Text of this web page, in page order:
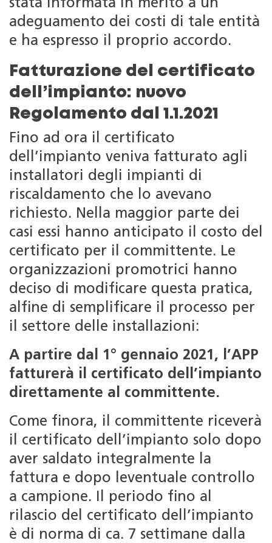
stata informata in merito a un
adeguamento dei costi di tale entità
e ha espresso il proprio accordo.
Fatturazione del certificato
dell’impianto: nuovo
Regolamento dal 1.1.2021
Fino ad ora il certificato
dell’impianto veniva fatturato agli
installatori degli impianti di
riscaldamento che lo avevano
richiesto. Nella maggior parte dei
casi essi hanno anticipato il costo del
certificato per il committente. Le
organizzazioni promotrici hanno
deciso di modificare questa pratica,
alfine di semplificare il processo per
il settore delle installazioni:
A partire dal 1° gennaio 2021, l’APP
fatturerà il certificato dell’impianto
direttamente al committente.
Come finora, il committente riceverà
il certificato dell’impianto solo dopo
aver saldato integralmente la
fattura e dopo leventuale controllo
a campione. Il periodo fino al
rilascio del certificato dell’impianto
è di norma di ca. 7 settimane dalla